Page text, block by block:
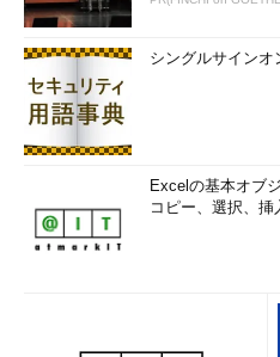
シングルサインオ
Excelの基本オブ
コピー、選択、挿